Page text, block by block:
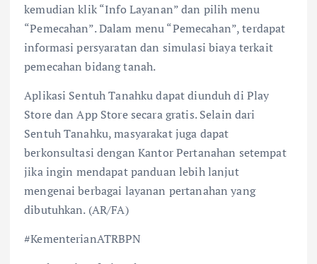
kemudian klik “Info Layanan” dan pilih menu
“Pemecahan”. Dalam menu “Pemecahan”, terdapat
informasi persyaratan dan simulasi biaya terkait
pemecahan bidang tanah.
Aplikasi Sentuh Tanahku dapat diunduh di Play
Store dan App Store secara gratis. Selain dari
Sentuh Tanahku, masyarakat juga dapat
berkonsultasi dengan Kantor Pertanahan setempat
jika ingin mendapat panduan lebih lanjut
mengenai berbagai layanan pertanahan yang
dibutuhkan. (AR/FA)
#KementerianATRBPN